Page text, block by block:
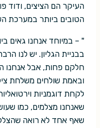
העיקר הם הציצים, ודוד
הטובים ביותר במערכת
" – במיוחד אנחנו גאים
בבניית הגליון. יש לנו
חלקם פחות, אבל אנחנו
ובאמת שולחים משלחת
לקחת דוגמניות
שאנחנו מצלמים, כמו
שאף אחד לא רואה